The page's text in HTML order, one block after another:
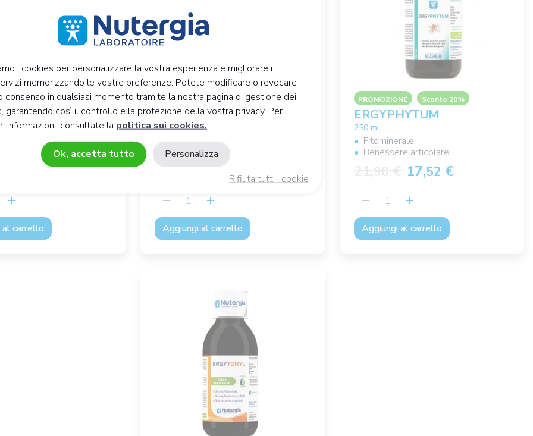
carrello
ERGYMUNYL
250 ml
Fitominerale
22,56 €
Aggiungi al carrello
PROMOZIONE Sconto 20%
ERGYPHYTUM
250 ml
Fitominerale
Benessere articolare
17,52 €
Aggiungi al carrello
i cookies per personalizzare la vostra esperienza e migliorare i
memorizzando le vostre preferenze. Potete modificare o revocare
consenso in qualsiasi momento tramite la nostra pagina di gestione dei
garantendo così il controllo e la protezione della vostra privacy. Per
informazioni, consultate la politica sui cookies.
Ok, accetta tutto
Rifiuta tutti i cookie
Personalizza